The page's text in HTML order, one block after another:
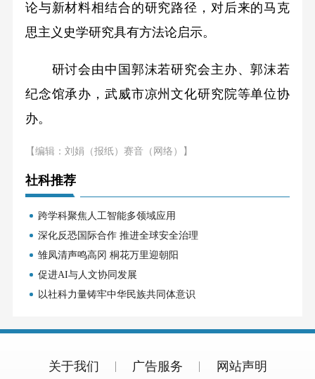
论与新材料相结合的研究路径，对后来的马克
思主义史学研究具有方法论启示。
研讨会由中国郭沫若研究会主办、郭沫若
纪念馆承办，武威市凉州文化研究院等单位协
办。
【编辑：刘娟（报纸）赛音（网络）】
社科推荐
跨学科聚焦人工智能多领域应用
深化反恐国际合作 推进全球安全治理
雏凤清声鸣高冈 桐花万里迎朝阳
促进AI与人文协同发展
以社科力量铸牢中华民族共同体意识
关于我们 广告服务 网站声明